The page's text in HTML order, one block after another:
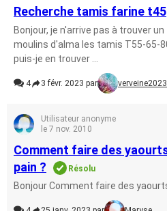
Recherche tamis farine t45
Bonjour, je n'arrive pas à trouver
moulins d'alma les tamis T55-65-
puis-je en trouver ...
4 3 févr. 2023 par verveine2023
Utilisateur anonyme
le 7 nov. 2010
Comment faire des
pain ?
Résolu
Bonjour Comment faire des